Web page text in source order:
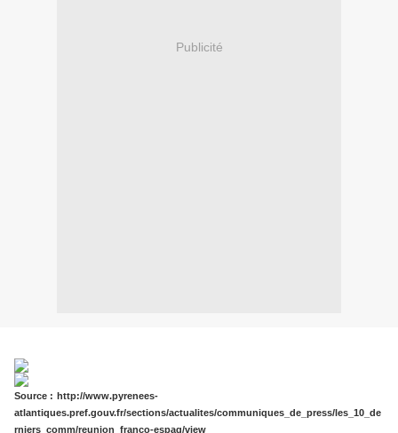
Publicité
Source : http://www.pyrenees-
atlantiques.pref.gouv.fr/sections/actualites/communiques_de_press/les_10_de
rniers_comm/reunion_franco-espag/view